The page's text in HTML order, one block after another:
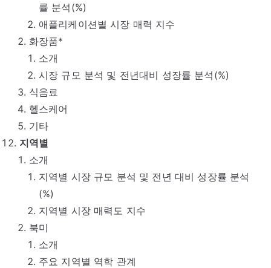
률 분석(%)
애플리케이션별 시장 매력 지수
화장품*
소개
시장 규모 분석 및 전년대비 성장률 분석(%)
식음료
헬스케어
기타
지역별
소개
지역별 시장 규모 분석 및 전년 대비 성장률 분석
(%)
지역별 시장 매력도 지수
북미
소개
주요 지역별 역학 관계